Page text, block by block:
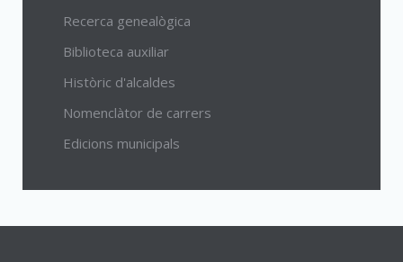
Recerca genealògica
Biblioteca auxiliar
Històric d'alcaldes
Nomenclàtor de carrers
Edicions municipals